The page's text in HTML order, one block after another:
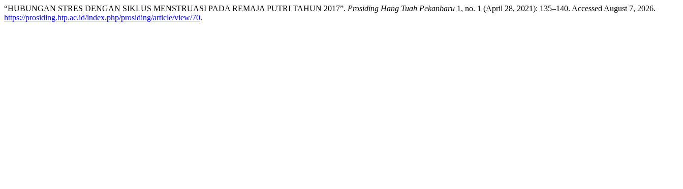
“HUBUNGAN STRES DENGAN SIKLUS MENSTRUASI PADA REMAJA PUTRI TAHUN 2017”. Prosiding Hang Tuah Pekanbaru 1, no. 1 (April 28, 2021): 135–140. Accessed August 7, 2026.
https://prosiding.htp.ac.id/index.php/prosiding/article/view/70.